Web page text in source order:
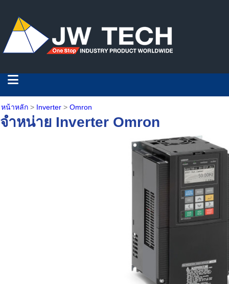
หน้าหลัก > Inverter > Omron
จำหน่าย Inverter Omron